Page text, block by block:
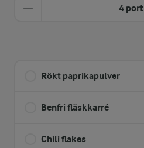
4 port
Rökt paprikapulver
Benfri fläskkarré
Chili flakes